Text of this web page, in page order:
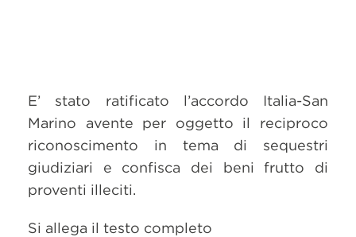
E’ stato ratificato l’accordo Italia-San
Marino avente per oggetto il reciproco
riconoscimento in tema di sequestri
giudiziari e confisca dei beni frutto di
proventi illeciti.
Si allega il testo completo